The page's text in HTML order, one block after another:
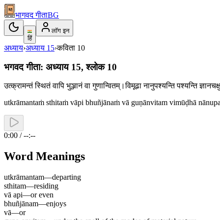
भागवद गीताBG
हिं
लॉग इन
अध्याय›अध्याय 15›कविता 10
भगवद गीता: अध्याय 15, श्लोक 10
उत्क्रामन्तं स्थितं वापि भुञ्जानं वा गुणान्वितम्।विमूढा नानुपश्यन्ति पश्यन्ति
utkrāmantaṁ sthitaṁ vāpi bhuñjānaṁ vā guṇānvitam vimūḍhā
0:00 / --:--
Word Meanings
utkrāmantam—departing
sthitam—residing
vā api—or even
bhuñjānam—enjoys
vā—or